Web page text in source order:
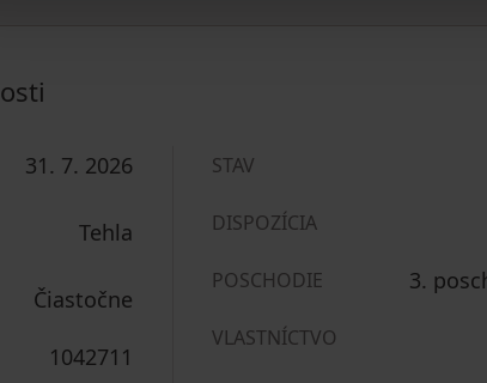
31. 7. 2026
Tehla
Čiastočne
1042711
STAV
DISPOZÍCIA
POSCHODIE 3.
VLASTNÍCTVO